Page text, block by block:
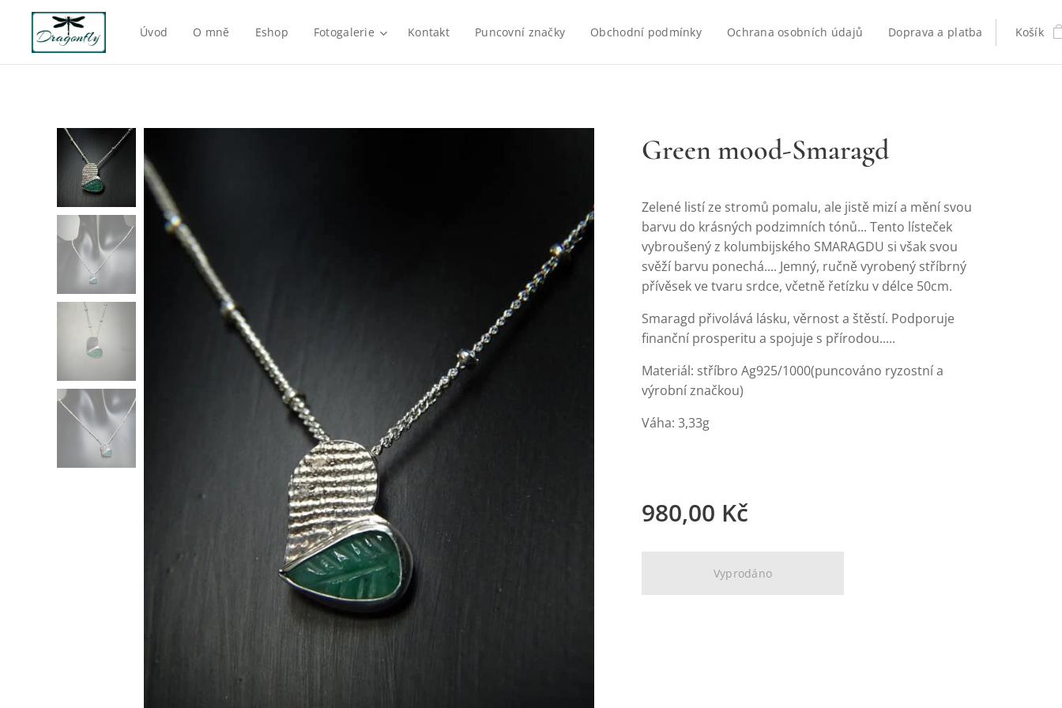
Úvod O mně Eshop Fotogalerie Kontakt Puncovní značky Obchodní podmínky Ochrana osobních údajů Doprava a platba Košík
Green mood-Smaragd
Zelené listí ze stromů pomalu, ale jistě mizí a mění svou
barvu do krásných podzimních tónů... Tento lísteček
vybroušený z kolumbijského SMARAGDU si však svou
svěží barvu ponechá.... Jemný, ručně vyrobený stříbrný
přívěsek ve tvaru srdce, včetně řetízku v délce 50cm.
Smaragd přivolává lásku, věrnost a štěstí. Podporuje
finanční prosperitu a spojuje s přírodou.....
Materiál: stříbro Ag925/1000(puncováno ryzostní a
výrobní značkou)
Váha: 3,33g
980,00 Kč
Vyprodáno